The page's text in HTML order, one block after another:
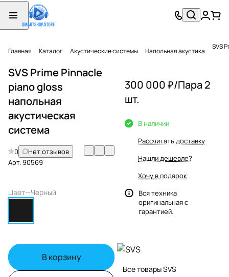
Главная Каталог Акустические системы Напольная акустика SVS
SVS Prime Pinnacle
piano gloss
напольная
акустическая
система
0
Нет отзывов
Арт.90569
Цвет—Черный
В корзину
300 000 ₽/Пара 2
шт.
В наличии
Рассчитать доставку
Нашли дешевле?
Хочу в подарок
Вся техника
оригинальная с
гарантией.
Все товары SVS